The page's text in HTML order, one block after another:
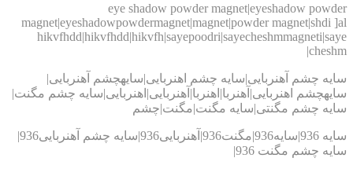
eye shadow powder magnet|eyeshadow
magnet|eyeshadowpowdermagnet|magnet|powder magnet|shdi
چشم آهنربایی|سایه چشم اهنربایی|سایهچشم آهنربایی|
اهنربایی|آهنربا|اهنربا|آهنربایی|اهنربایی|سایه چشم مگنت|
چشم مگنتی|سایه مگنت|مگنت|چشم
سایه 936|سایه936|مگنت936|آهنربایی936|سایه چشم آهنربایی936|
چشم مگنت 936|